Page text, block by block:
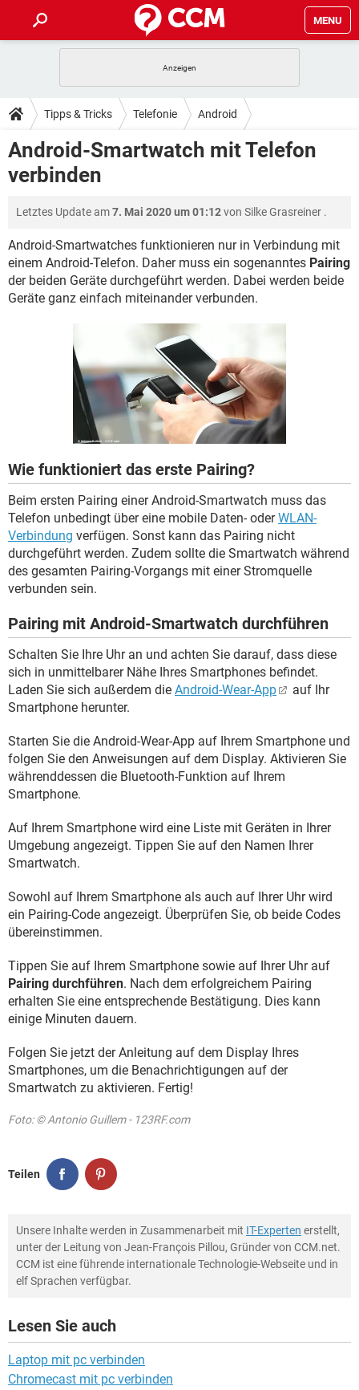
MENU
ANDROID IOS
WINDOWS 10 INSTAGRAM
WHATSAPP
TIPPS & TRICKS
SPIELE STREAMING
ANDROID IOS
WHATSAPP TIKTOK
FACEBOOK HARDWARE
DOWNLOADS
SPIELE
WHATSAPP TIKTOK
FACEBOOK HARDWARE
FORUM
SPIELE STREAMING
ANDROID IOS
WINDOWS 10 INSTAGRAM
WHATSAPP TIKTOK
HARDWARE
SPIELE STREAMING
ANDROID IOS
TIKTOK
HARDWARE
Tipps & Tricks Telefonie Android
Android-Smartwatch mit Telefon
verbinden
Letztes Update am7. Mai 2020 um 01:12von Silke Grasreiner .
Android-Smartwatches funktionieren nur in Verbindung mit
einem Android-Telefon. Daher muss ein sogenanntes Pairing
der beiden Geräte durchgeführt werden. Dabei werden beide
Geräte ganz einfach miteinander verbunden.
Wie funktioniert das erste Pairing?
Beim ersten Pairing einer Android-Smartwatch muss das
Telefon unbedingt über eine mobile Daten- oderWLAN-
Verbindung verfügen. Sonst kann das Pairing nicht
durchgeführt werden. Zudem sollte die Smartwatch während
des gesamten Pairing-Vorgangs mit einer Stromquelle
verbunden sein.
Pairing mit Android-Smartwatch durchführen
Schalten Sie Ihre Uhr an und achten Sie darauf, dass diese
sich in unmittelbarer Nähe Ihres Smartphones befindet.
Laden Sie sich außerdem die Android-Wear-App
auf Ihr
Smartphone herunter.
Starten Sie die Android-Wear-App auf Ihrem Smartphone und
folgen Sie den Anweisungen auf dem Display. Aktivieren Sie
währenddessen die Bluetooth-Funktion auf Ihrem
Smartphone.
Auf Ihrem Smartphone wird eine Liste mit Geräten in Ihrer
Umgebung angezeigt. Tippen Sie auf den Namen Ihrer
Smartwatch.
Sowohl auf Ihrem Smartphone als auch auf Ihrer Uhr wird
ein Pairing-Code angezeigt. Überprüfen Sie, ob beide Codes
übereinstimmen.
Tippen Sie auf Ihrem Smartphone sowie auf Ihrer Uhr auf
Pairing durchführen. Nach dem erfolgreichem Pairing
erhalten Sie eine entsprechende Bestätigung. Dies kann
einige Minuten dauern.
Folgen Sie jetzt der Anleitung auf dem Display Ihres
Smartphones, um die Benachrichtigungen auf der
Smartwatch zu aktivieren. Fertig!
Foto: © Antonio Guillem - 123RF.com
Teilen
Unsere Inhalte werden in Zusammenarbeit mit IT-Experten erstellt,
unter der Leitung von Jean-François Pillou, Gründer von CCM.net.
CCM ist eine führende internationale Technologie-Webseite und in
elf Sprachen verfügbar.
Lesen Sie auch
Laptop mit pc verbinden
Chromecast mit pc verbinden